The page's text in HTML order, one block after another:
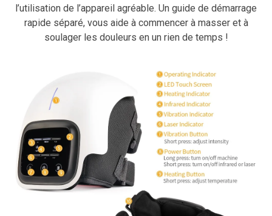
l’utilisation de l’appareil agréable. Un guide de démarrage
rapide séparé, vous aide à commencer à masser et à
soulager les douleurs en un rien de temps !